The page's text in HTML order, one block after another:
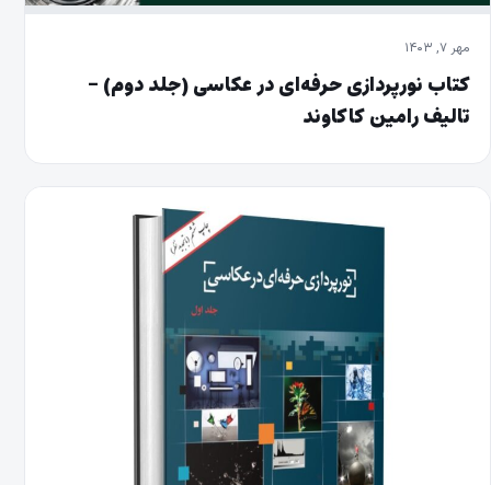
مهر ۷, ۱۴۰۳
کتاب نورپردازی حرفه‌ای در عکاسی (جلد دوم) –
تالیف رامین کاکاوند